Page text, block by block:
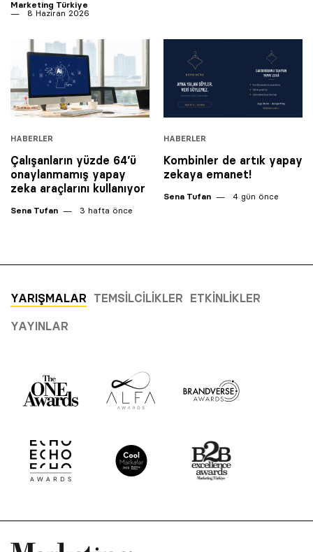
Marketing Türkiye
8 Haziran 2026
HABERLER
Çalışanların yüzde 64’ü
onaylanmamış yapay
zeka araçlarını kullanıyor
Sena Tufan 3 hafta önce
HABERLER
Kombinler de artık yapay
zekaya emanet!
Sena Tufan 4 gün önce
YARIŞMALAR TEMSILCILIKLER ETKINLIKLER
YAYINLAR